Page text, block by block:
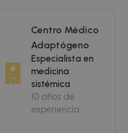
Centro Médico
Adaptógeno
Especialista en
medicina
sistémica
10 años de
experiencia